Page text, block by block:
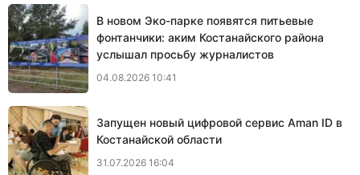
В новом Эко-парке появятся питьевые
фонтанчики: аким Костанайского района
услышал просьбу журналистов
04.08.2026 10:41
Запущен новый цифровой сервис Aman ID в
Костанайской области
31.07.2026 16:04